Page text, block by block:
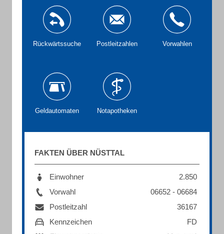
Rückwärtssuche Postleitzahlen Vorwahlen
Geldautomaten Notapotheken
FAKTEN ÜBER NÜSTTAL
Einwohner
2.850
Vorwahl
06652 - 06684
Postleitzahl
36167
Kennzeichen
FD